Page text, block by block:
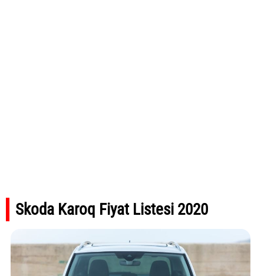
Skoda Karoq Fiyat Listesi 2020